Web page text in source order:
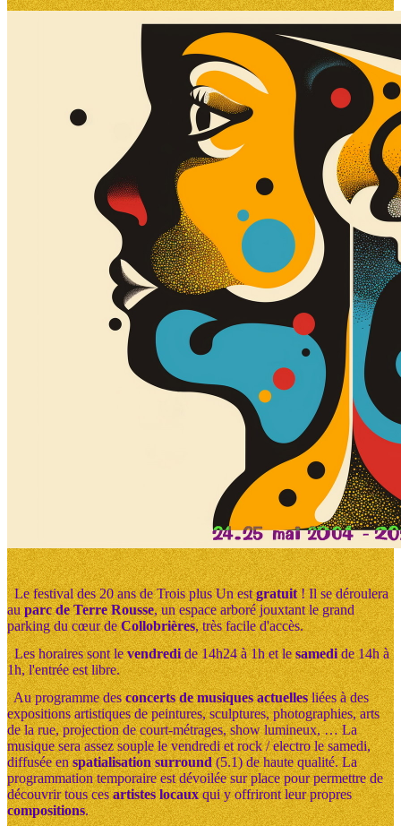
Le festival des 20 ans de Trois plus Un estgratuit! Il se déroulera
auparc de Terre Rousse, un espace arboré jouxtant le grand
parking du cœur deCollobrières, très facile d'accès.
Les horaires sont levendredide 14h24 à 1h et lesamedide 14h à
1h, l'entrée est libre.
Au programme desconcerts de musiques actuellesliées à des
expositions artistiques de peintures, sculptures, photographies, arts
de la rue, projection de court-métrages, show lumineux, … La
musique sera assez souple le vendredi et rock / electro le samedi,
diffusée enspatialisation surround(5.1) de haute qualité. La
programmation temporaire est dévoilée sur place pour permettre de
découvrir tous cesartistes locauxqui y offriront leur propres
compositions.